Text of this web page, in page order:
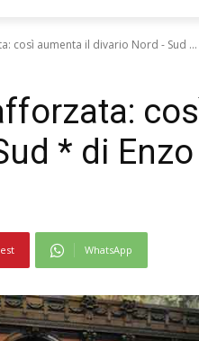
così aumenta il divario Nord - Sud ...
* di
WhatsApp